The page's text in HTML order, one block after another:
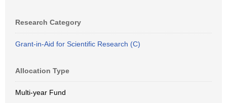
Research Category
Grant-in-Aid for Scientific Research (C)
Allocation Type
Multi-year Fund